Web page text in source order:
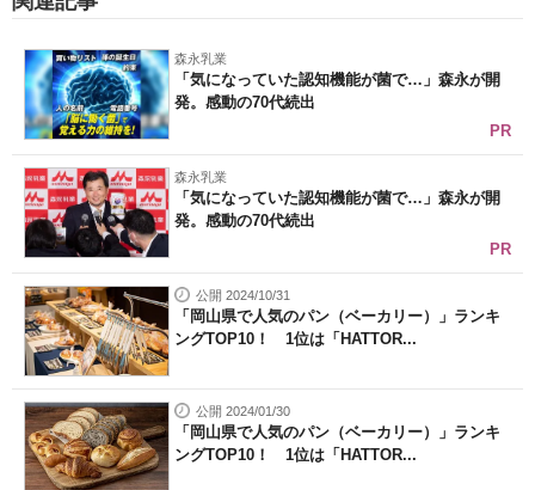
森永乳業
「気になっていた認知機能が菌で…」森永が開
発。感動の70代続出
PR
森永乳業
「気になっていた認知機能が菌で…」森永が開
発。感動の70代続出
PR
公開 2024/10/31
「岡山県で人気のパン（ベーカリー）」ランキ
ングTOP10！ 1位は「HATTOR...
公開 2024/01/30
「岡山県で人気のパン（ベーカリー）」ランキ
ングTOP10！ 1位は「HATTOR...